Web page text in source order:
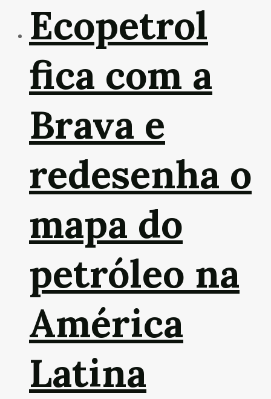
Ecopetrol
fica com a
Brava e
redesenha o
mapa do
petróleo na
América
Latina